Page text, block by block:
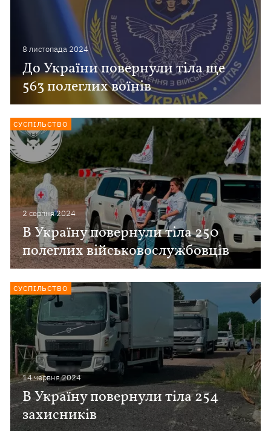
8 листопада 2024
До України повернули тіла ще
563 полеглих воїнів
2 серпня 2024
В Україну повернули тіла 250
полеглих військовослужбовців
СУСПІЛЬСТВО
14 червня 2024
В Україну повернули тіла 254
захисників
СУСПІЛЬСТВО